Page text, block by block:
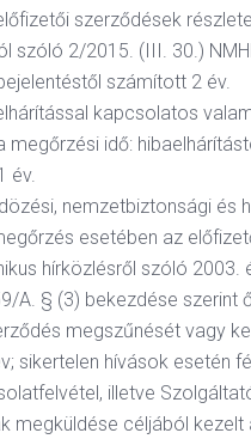
szerződések
szóló 2/2015. (III. 30.)
számított 2 év.
kapcsolatos
megőrzési idő:
év.
nemzetbiztonsági és
esetében az
hírközlésről szóló 2003.
A. § (3) bekezdése szerint
megszűnését vagy
sikertelen hívások esetén
illetve
megküldése céljából